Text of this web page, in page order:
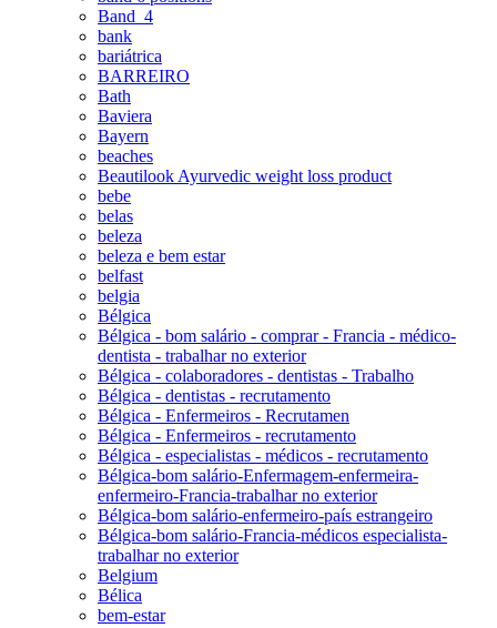
Band_4
bank
bariátrica
BARREIRO
Bath
Baviera
Bayern
beaches
Beautilook Ayurvedic weight loss product
bebe
belas
beleza
beleza e bem estar
belfast
belgia
Bélgica
Bélgica - bom salário - comprar - Francia - médico-
dentista - trabalhar no exterior
Bélgica - colaboradores - dentistas - Trabalho
Bélgica - dentistas - recrutamento
Bélgica - Enfermeiros - Recrutamen
Bélgica - Enfermeiros - recrutamento
Bélgica - especialistas - médicos - recrutamento
Bélgica-bom salário-Enfermagem-enfermeira-
enfermeiro-Francia-trabalhar no exterior
Bélgica-bom salário-enfermeiro-país estrangeiro
Bélgica-bom salário-Francia-médicos especialista-
trabalhar no exterior
Belgium
Bélica
bem-estar